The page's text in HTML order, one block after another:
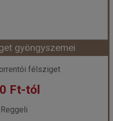
08-19 | 4 éj
Ft-tól
gyöngyszemei
félsziget
Ft-tól